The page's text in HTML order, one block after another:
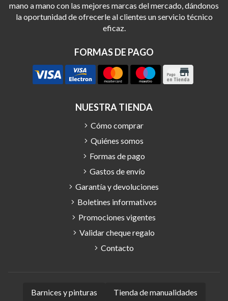
mano a mano con las mejores marcas del mercado, dándonos
la oportunidad de ofrecerle al clientes un servicio técnico
eficaz.
FORMAS DE PAGO
NUESTRA TIENDA
Cómo comprar
Quiénes somos
Formas de pago
Gastos de envío
Garantía y devoluciones
Boletines informativos
Promociones vigentes
Validar cheque regalo
Contacto
Barnices y pinturas Tienda de manualidades